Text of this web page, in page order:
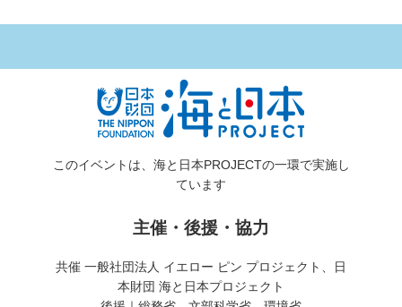
このイベントは、海と日本PROJECTの一環で実施し
ています
主催・後援・協力
共催 一般社団法人 イエロー ピン プロジェクト、日
本財団 海と日本プロジェクト